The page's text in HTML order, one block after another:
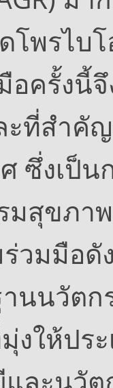
โพรไบ
อครั้งนี้
ที่สำคั
ซึ่งเป็
มสุขภา
วมมือดั
านนวัต
งให้ปร
และนวั